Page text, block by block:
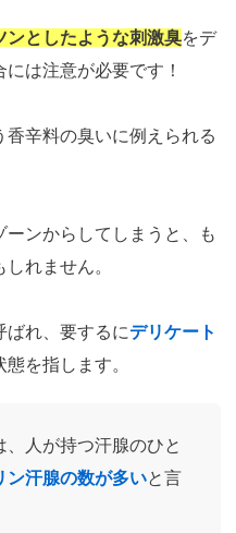
ンとしたような刺激臭をデ
は注意が必要です！
辛料の臭いに例えられる
ンからしてしまうと、も
しれません。
ばれ、要するにデリケート
態を指します。
、人が持つ汗腺のひと
ン汗腺の数が多いと言